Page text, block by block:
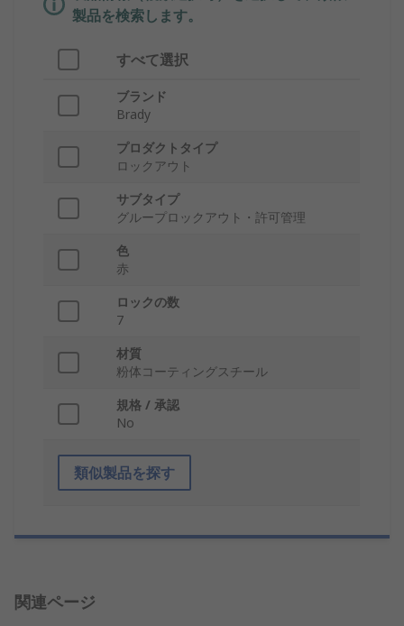
製品を検索します。
すべて選択
ブランド
Brady
プロダクトタイプ
ロックアウト
サブタイプ
グループロックアウト・許可管理
色
赤
ロックの数
7
材質
粉体コーティングスチール
規格 / 承認
No
類似製品を探す
関連ページ